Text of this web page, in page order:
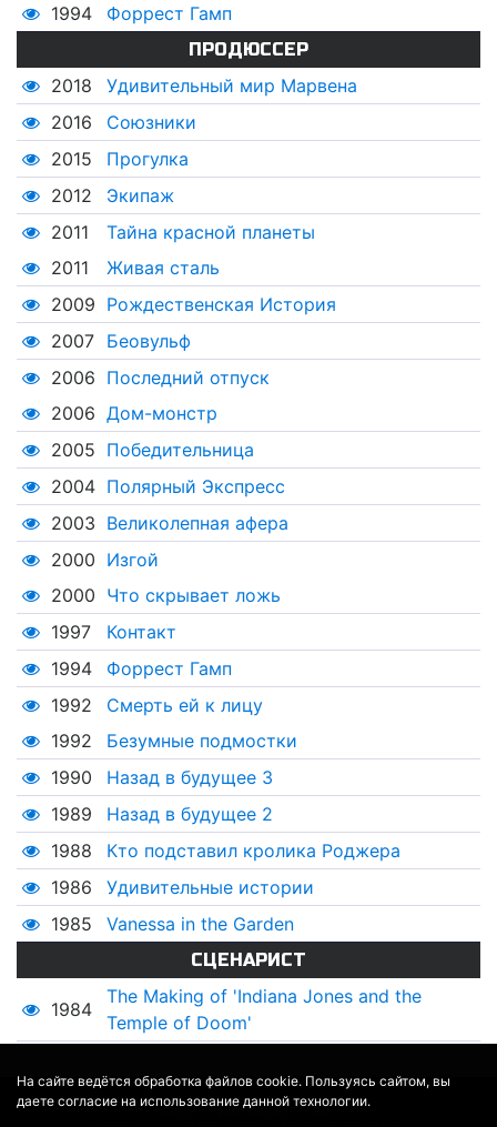
На сайте ведётся обработка файлов cookie. Пользуясь сайтом, вы
даете согласие на использование данной технологии.
1994
Форрест Гамп
ПРОДЮССЕР
2018
Удивительный мир Марвена
2016
Союзники
2015
Прогулка
2012
Экипаж
2011
Тайна красной планеты
2011
Живая сталь
2009 Рождественская История
2007
Беовульф
2006 Последний отпуск
2006 Дом-монстр
2005 Победительница
2004 Полярный Экспресс
2003 Великолепная афера
2000 Изгой
2000 Что скрывает ложь
1997
Контакт
1994
Форрест Гамп
1992
Смерть ей к лицу
1992
Безумные подмостки
1990
Назад в будущее 3
1989
Назад в будущее 2
1988
Кто подставил кролика Роджера
1986
Удивительные истории
1985
Vanessa in the Garden
СЦЕНАРИСТ
1984
The Making of 'Indiana Jones and the
Temple of Doom'
© 2017 - 2026 MOVIE